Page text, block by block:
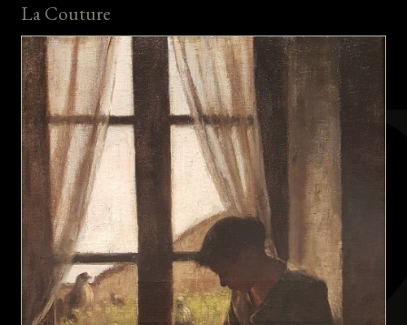
La Couture